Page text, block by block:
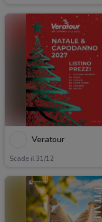
Veratour
Scade il 31/12